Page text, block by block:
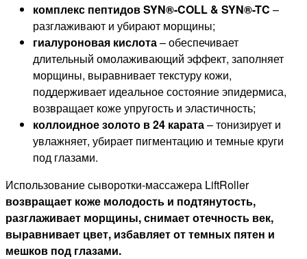
комплекс пептидов SYN®-COLL & SYN®-TC –
разглаживают и убирают морщины;
гиалуроновая кислота– обеспечивает
длительный омолаживающий эффект, заполняет
морщины, выравнивает текстуру кожи,
поддерживает идеальное состояние эпидермиса,
возвращает коже упругость и эластичность;
коллоидное золото в 24 карата– тонизирует и
увлажняет, убирает пигментацию и темные круги
под глазами.
Использование сыворотки-массажера LiftRoller
возвращает коже молодость и подтянутость,
разглаживает морщины, снимает отечность век,
выравнивает цвет, избавляет от темных пятен и
мешков под глазами.